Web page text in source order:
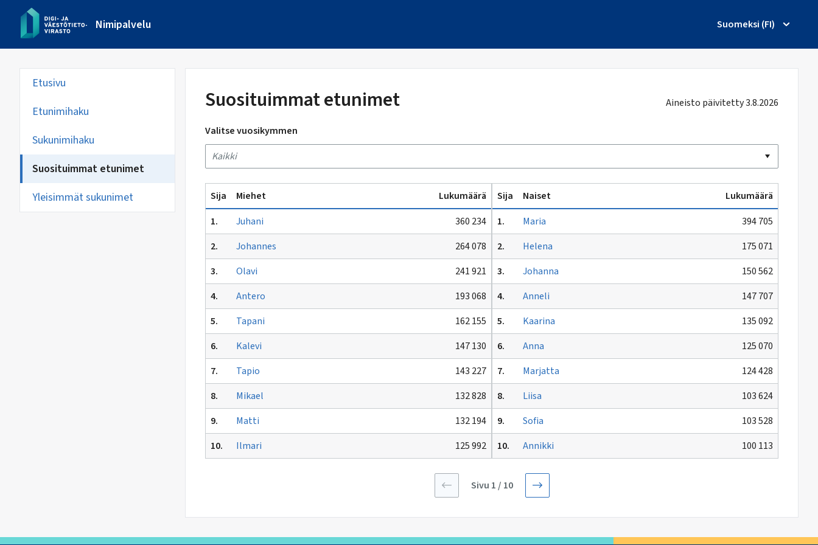
Nimi­palvelu Suomeksi (FI)
Etusivu
Etunimihaku
Sukunimihaku
Suosituimmat etunimet
Yleisimmät sukunimet
Suosituimmat etunimet Aineisto päivitetty 3.8.2026
Valitse vuosikymmen
Sija Miehet
Lukumäärä
1.
Juhani
360 234
2.
Johannes
264 078
3.
Olavi
241 921
4.
Antero
193 068
5.
Tapani
162 155
6.
Kalevi
147 130
7.
Tapio
143 227
8.
Mikael
132 828
9.
Matti
132 194
10.
Ilmari 125 992
Sija Naiset
Lukumäärä
1.
Maria
394 705
2.
Helena
175 071
3.
Johanna
150 562
4.
Anneli
147 707
5.
Kaarina
135 092
6.
Anna
125 070
7.
Marjatta
124 428
8.
Liisa
103 624
9.
Sofia
103 528
10.
Annikki 100 113
Sivu
/
Sivu 1 / 10